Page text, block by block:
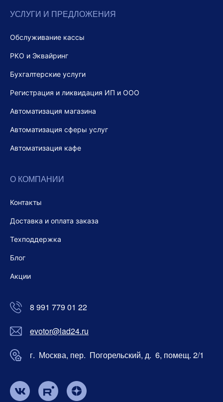
УСЛУГИ И ПРЕДЛОЖЕНИЯ
Обслуживание кассы
РКО и Эквайринг
Бухгалтерские услуги
Регистрация и ликвидация ИП и ООО
Автоматизация магазина
Автоматизация сферы услуг
Автоматизация кафе
О КОМПАНИИ
Контакты
Доставка и оплата заказа
Техподдержка
Блог
Акции
8 991 779 01 22
evotor@lad24.ru
г. Москва, пер. Погорельский, д. 6, помещ. 2/1